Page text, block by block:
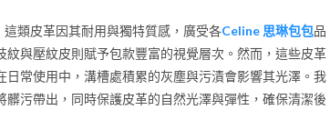
這類皮革因其耐用與獨特質感，廣受各Celine 思琳包包品
與壓紋皮則賦予包款豐富的視覺層次。然而，這些皮革
常使用中，溝槽處積累的灰塵與污漬會影響其光澤。我
污帶出，同時保護皮革的自然光澤與彈性，確保清潔後